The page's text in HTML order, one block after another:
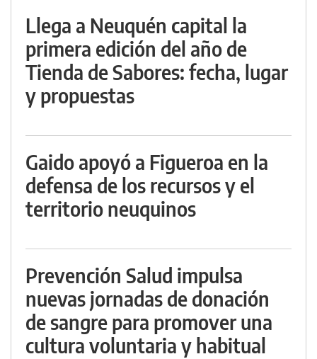
Llega a Neuquén capital la
primera edición del año de
Tienda de Sabores: fecha, lugar
y propuestas
Gaido apoyó a Figueroa en la
defensa de los recursos y el
territorio neuquinos
Prevención Salud impulsa
nuevas jornadas de donación
de sangre para promover una
cultura voluntaria y habitual